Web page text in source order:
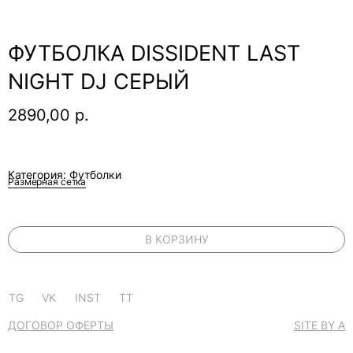
ФУТБОЛКА DISSIDENT LAST
NIGHT DJ СЕРЫЙ
2890,00 р.
Размерная сетка
В КОРЗИНУ
Категория: Футболки
ДОГОВОР ОФЕРТЫ SITE BY A
TG INST
VK TT